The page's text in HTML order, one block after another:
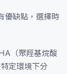
優缺點，選擇時
（聚羥基烷酸
定環境下分